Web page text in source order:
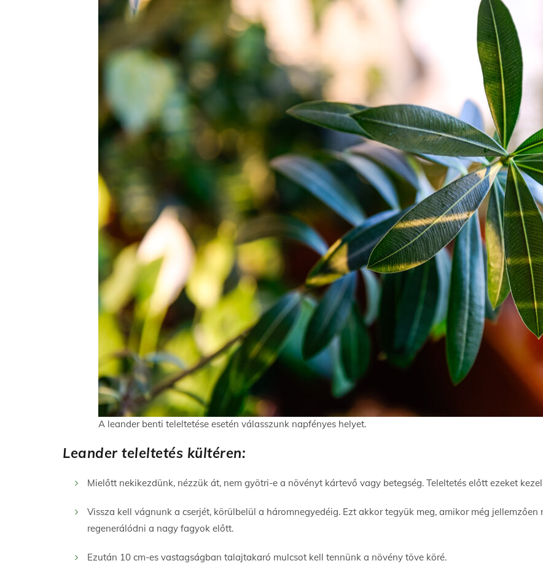
A leander benti teleltetése esetén válasszunk napfényes helyet.
Leander teleltetés kültéren:
Mielőtt nekikezdünk, nézzük át, nem gyötri-e a növényt kártevő vagy betegség. Teleltetés előtt ezeket
Vissza kell vágnunk a cserjét, körülbelül a háromnegyedéig. Ezt akkor tegyük meg, amikor még
regenerálódni a nagy fagyok előtt.
Ezután 10 cm-es vastagságban talajtakaró mulcsot kell tennünk a növény töve köré.